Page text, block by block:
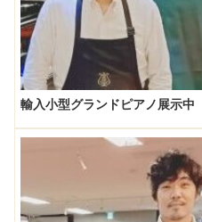
輸入小型グランドピアノ展示中